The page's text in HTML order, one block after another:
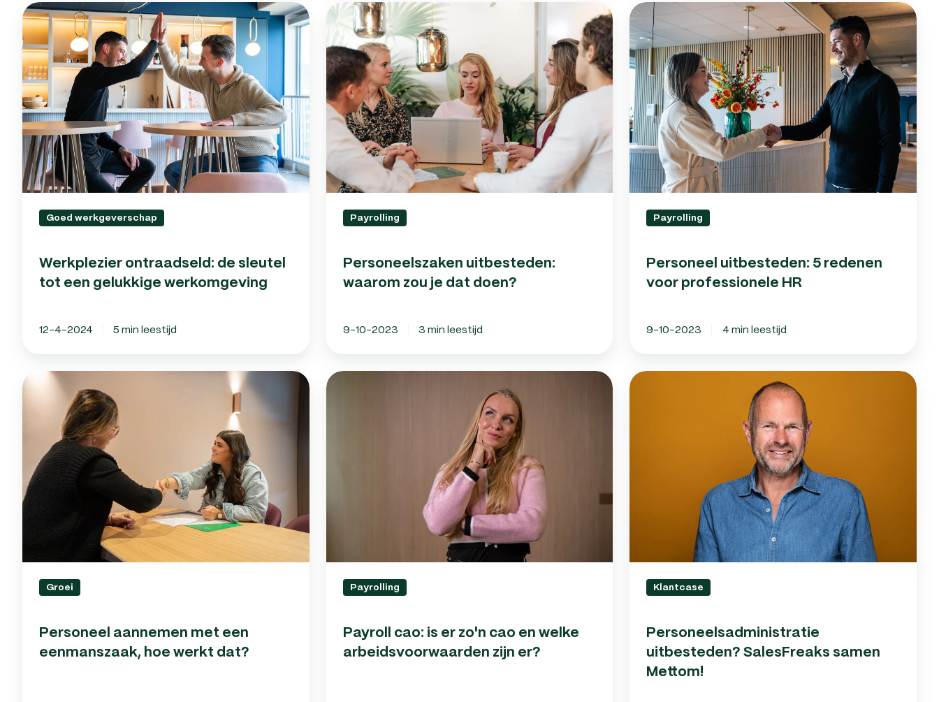
Werkplezier
ontraadseld:
de
sleutel
tot
een
gelukkige
werkomgeving
Goed werkgeverschap
Werkplezier ontraadseld: de sleutel
tot een gelukkige werkomgeving
12-4-2024 5 min leestijd
Personeelszaken
uitbesteden:
waarom
zou
je
dat
doen?
Payrolling
Personeelszaken uitbesteden:
waarom zou je dat doen?
9-10-2023 3 min leestijd
Personeel
uitbesteden:
5
redenen
voor
professionele
HR
Payrolling
Personeel uitbesteden: 5 redenen
voor professionele HR
9-10-2023 4 min leestijd
Personeel
aannemen
eenmanszaak,
hoe
werkt
dat?
Groei
Personeel aannemen met een
eenmanszaak, hoe werkt dat?
Payroll
arbeidsvoorwaarden
er?
Payrolling
Payroll cao: is er zo'n cao en welke
arbeidsvoorwaarden zijn er?
Personeelsadministratie
Klantcase
Personeelsadministratie
uitbesteden? SalesFreaks samen
Mettom!